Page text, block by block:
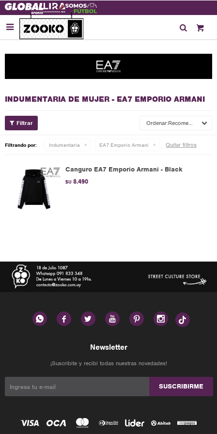

INDUMENTARIA DE MUJER - EA7 EMPORIO ARMANI
Recomendados
Filtrando por: Indumentaria EA7 Emporio Armani Quitar filtros
Canguro EA7 Emporio Armani - Black
$U 8.490
     
Newsletter
¡Suscribite y recibí todas nuestras novedades!
SUSCRIBIRME